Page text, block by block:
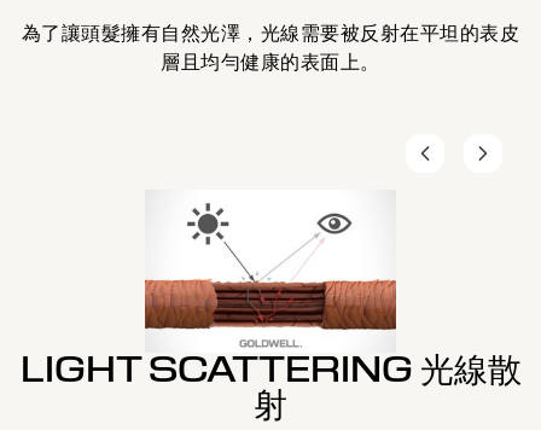
為了讓頭髮擁有自然光澤，光線需要被反射在平坦的表皮
層且均勻健康的表面上。
LIGHT SCATTERING 光線散
射